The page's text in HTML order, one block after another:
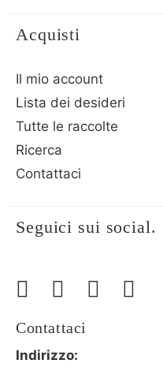
Acquisti
Il mio account
Lista dei desideri
Tutte le raccolte
Ricerca
Contattaci
Seguici sui social.
Contattaci
Indirizzo: